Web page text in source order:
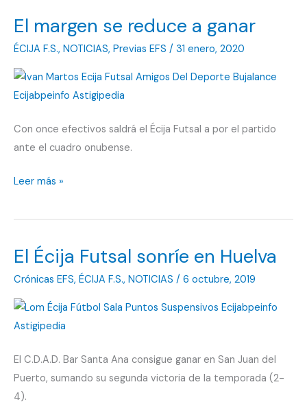
despide
la
en
San
del
Puerto
El margen se reduce a ganar
ÉCIJA F.S., NOTICIAS, Previas EFS / 31 enero, 2020
Con once efectivos saldrá el Écija Futsal a por el partido
ante el cuadro onubense.
El
se
a
ganar
Leer más »
El Écija Futsal sonríe en Huelva
Crónicas EFS, ÉCIJA F.S., NOTICIAS / 6 octubre, 2019
El C.D.A.D. Bar Santa Ana consigue ganar en San Juan del
Puerto, sumando su segunda victoria de la temporada (2-
4).